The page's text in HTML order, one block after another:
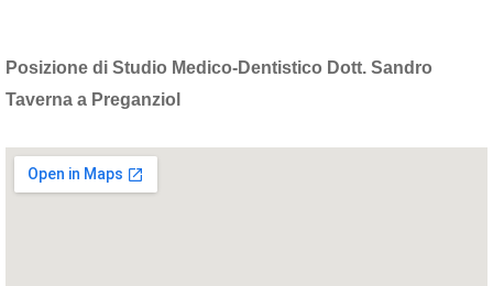
Posizione di Studio Medico-Dentistico Dott. Sandro
Taverna a Preganziol